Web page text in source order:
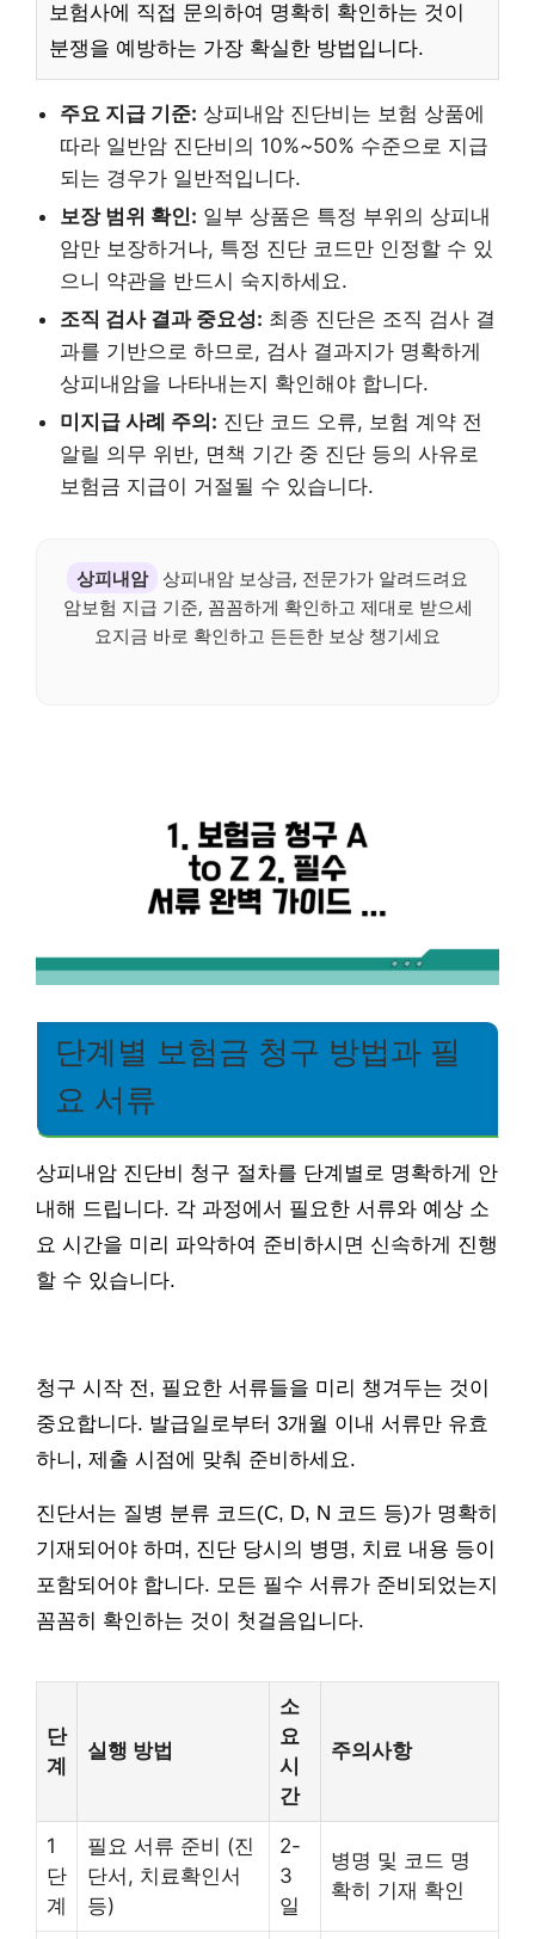
보험사에 직접 문의하여 명확히 확인하는 것이
분쟁을 예방하는 가장 확실한 방법입니다.
주요 지급 기준: 상피내암 진단비는 보험 상품에
따라 일반암 진단비의 10%~50% 수준으로 지급
되는 경우가 일반적입니다.
보장 범위 확인: 일부 상품은 특정 부위의 상피내
암만 보장하거나, 특정 진단 코드만 인정할 수 있
으니 약관을 반드시 숙지하세요.
조직 검사 결과 중요성: 최종 진단은 조직 검사 결
과를 기반으로 하므로, 검사 결과지가 명확하게
상피내암을 나타내는지 확인해야 합니다.
미지급 사례 주의: 진단 코드 오류, 보험 계약 전
알릴 의무 위반, 면책 기간 중 진단 등의 사유로
보험금 지급이 거절될 수 있습니다.
상피내암 상피내암 보상금, 전문가가 알려드려요
암보험 지급 기준, 꼼꼼하게 확인하고 제대로 받으세
요지금 바로 확인하고 든든한 보상 챙기세요
단계별 보험금 청구 방법과 필
요 서류
상피내암 진단비 청구 절차를 단계별로 명확하게 안
내해 드립니다. 각 과정에서 필요한 서류와 예상 소
요 시간을 미리 파악하여 준비하시면 신속하게 진행
할 수 있습니다.
청구 시작 전, 필요한 서류들을 미리 챙겨두는 것이
중요합니다. 발급일로부터 3개월 이내 서류만 유효
하니, 제출 시점에 맞춰 준비하세요.
진단서는 질병 분류 코드(C, D, N 코드 등)가 명확히
기재되어야 하며, 진단 당시의 병명, 치료 내용 등이
포함되어야 합니다. 모든 필수 서류가 준비되었는지
꼼꼼히 확인하는 것이 첫걸음입니다.
단
계
실행 방법
소
요
시
간
주의사항
1
단
계
필요 서류 준비 (진
단서, 치료확인서
등)
2-
3
일
병명 및 코드 명
확히 기재 확인